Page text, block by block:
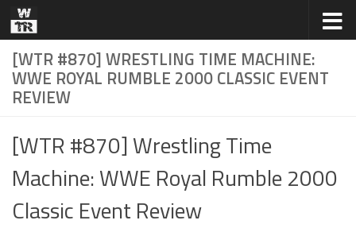
Zum Inhalt springen
[WTR #870] WRESTLING TIME MACHINE:
WWE ROYAL RUMBLE 2000 CLASSIC EVENT
REVIEW
[WTR #870] Wrestling Time
Machine: WWE Royal Rumble 2000
Classic Event Review